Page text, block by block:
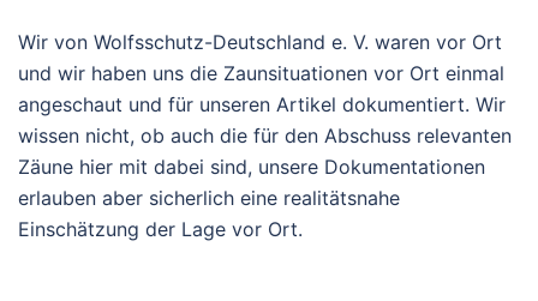
Wir von Wolfsschutz-Deutschland e. V. waren vor Ort
und wir haben uns die Zaunsituationen vor Ort einmal
angeschaut und für unseren Artikel dokumentiert. Wir
wissen nicht, ob auch die für den Abschuss relevanten
Zäune hier mit dabei sind, unsere Dokumentationen
erlauben aber sicherlich eine realitätsnahe
Einschätzung der Lage vor Ort.